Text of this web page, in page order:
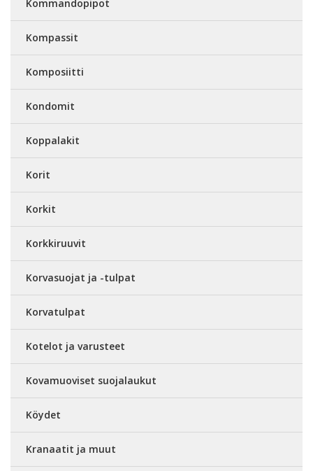
Kommandopipot
Kompassit
Komposiitti
Kondomit
Koppalakit
Korit
Korkit
Korkkiruuvit
Korvasuojat ja -tulpat
Korvatulpat
Kotelot ja varusteet
Kovamuoviset suojalaukut
Köydet
Kranaatit ja muut